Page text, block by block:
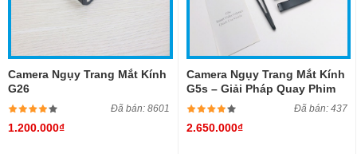
Camera Ngụy Trang Mắt Kính
G26
Đã bán: 8601
1.200.000₫
Camera Ngụy Trang Mắt Kính
G5s – Giải Pháp Quay Phim
Kín Đáo, Chuyên Nghiệp Và
Thời Trang
Đã bán: 437
2.650.000₫